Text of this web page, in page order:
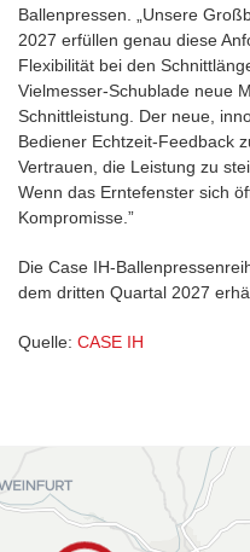
Ballenpressen. „Unsere
2027 erfüllen genau diese
Flexibilität bei den
Vielmesser-Schublade neue
Schnittleistung. Der neue,
Bediener Echtzeit-Feedback
Vertrauen, die Leistung zu
Wenn das Erntefenster sich
Kompromisse.”
Die Case IH-
dem dritten Quartal 2027
Quelle: CASE IH